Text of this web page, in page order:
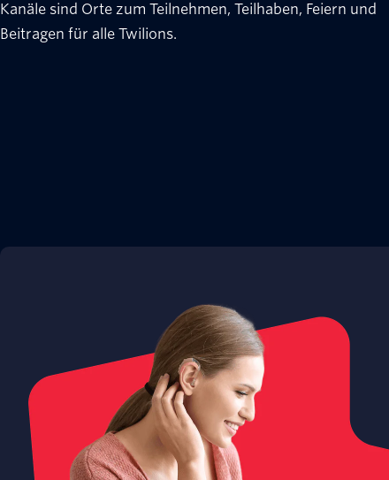
Kanäle sind Orte zum Teilnehmen, Teilhaben, Feiern und
Beitragen für alle Twilions.